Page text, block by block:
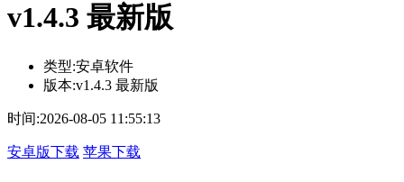
v1.4.3 最新版
类型:安卓软件
版本:v1.4.3 最新版
时间:2026-08-05 11:55:13
安卓版下载 苹果下载